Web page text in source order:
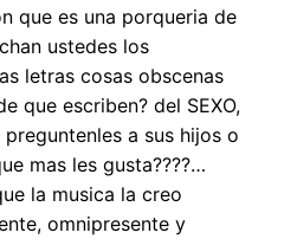
que es una porqueria de
ustedes los
letras cosas obscenas
que escriben? del SEXO,
a sus hijos o
mas les gusta????…
la musica la creo
omnipresente y